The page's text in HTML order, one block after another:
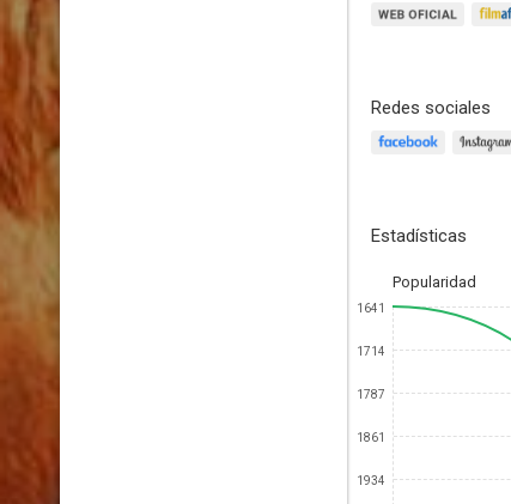
Redes sociales
Estadísticas
Popularidad
1641
1714
1787
1861
1934